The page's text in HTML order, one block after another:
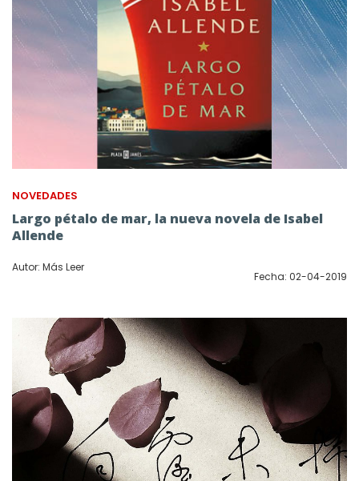
NOVEDADES
Largo pétalo de mar, la nueva novela de Isabel
Allende
Autor: Más Leer
Fecha: 02-04-2019